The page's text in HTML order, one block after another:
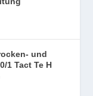
und
1 Tact Te H